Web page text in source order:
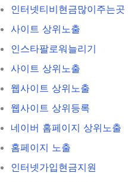
인터넷티비현금많이주는곳
사이트 상위노출
인스타팔로워늘리기
사이트 상위노출
웹사이트 상위노출
웹사이트 상위등록
네이버 홈페이지 상위노출
홈페이지 노출
인터넷가입현금지원